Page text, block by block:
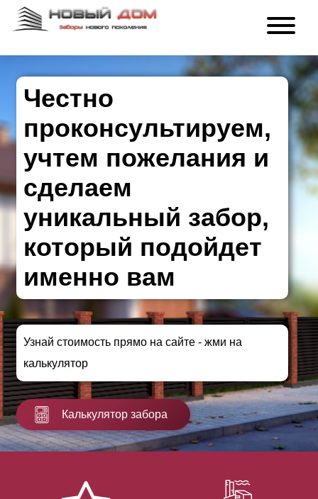
Честно
проконсультируем,
учтем пожелания и
сделаем
уникальный забор,
который подойдет
именно вам
Узнай стоимость прямо на сайте - жми на
калькулятор
Калькулятор забора